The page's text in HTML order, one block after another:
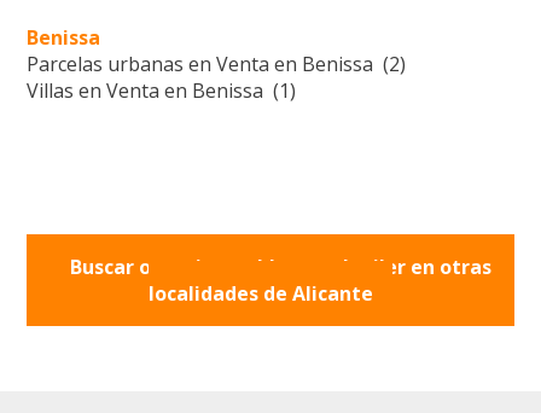
Benissa
Parcelas urbanas en Venta en Benissa (2)
Villas en Venta en Benissa (1)
Buscar otros inmuebles en alquiler en otras
localidades de Alicante